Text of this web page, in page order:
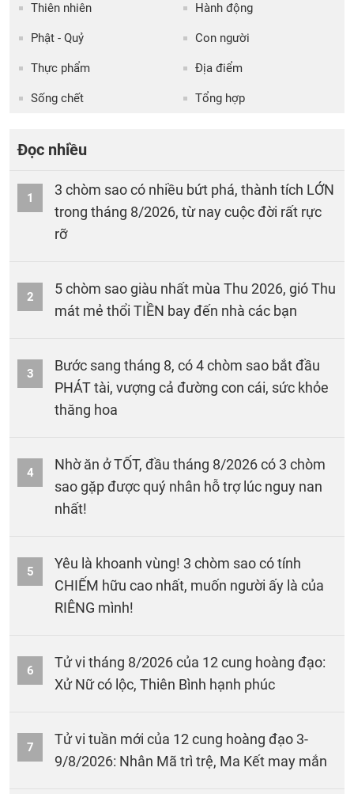
Thiên nhiên Hành động
Phật - Quỷ Con người
Thực phẩm Địa điểm
Sống chết Tổng hợp
Đọc nhiều
1
3 chòm sao có nhiều bứt phá, thành tích LỚN
trong tháng 8/2026, từ nay cuộc đời rất rực
rỡ
2
5 chòm sao giàu nhất mùa Thu 2026, gió Thu
mát mẻ thổi TIỀN bay đến nhà các bạn
3
Bước sang tháng 8, có 4 chòm sao bắt đầu
PHÁT tài, vượng cả đường con cái, sức khỏe
thăng hoa
4
Nhờ ăn ở TỐT, đầu tháng 8/2026 có 3 chòm
sao gặp được quý nhân hỗ trợ lúc nguy nan
nhất!
5
Yêu là khoanh vùng! 3 chòm sao có tính
CHIẾM hữu cao nhất, muốn người ấy là của
RIÊNG mình!
6
Tử vi tháng 8/2026 của 12 cung hoàng đạo:
Xử Nữ có lộc, Thiên Bình hạnh phúc
7
Tử vi tuần mới của 12 cung hoàng đạo 3-
9/8/2026: Nhân Mã trì trệ, Ma Kết may mắn